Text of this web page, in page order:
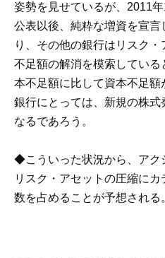
姿勢を見せているが、2011
公表以後、純粋な増資を宣
り、その他の銀行はリスク
不足額の解消を模索してい
本不足額に比して資本不足
銀行にとっては、新規の株式
なるであろう。
◆こういった状況から、アク
リスク・アセットの圧縮に
数を占めることが予想される